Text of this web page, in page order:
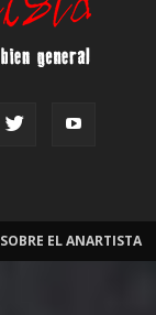
SOBRE EL ANARTISTA